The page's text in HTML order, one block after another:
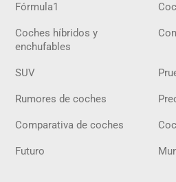
Fórmula1
Coches híbridos y
enchufables
SUV
Rumores de coches
Comparativa de coches
Futuro